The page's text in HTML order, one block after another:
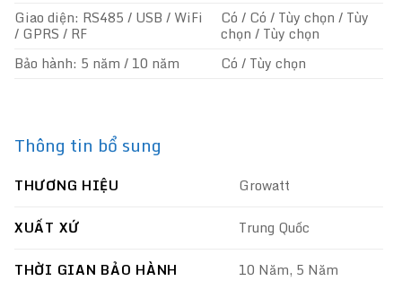
Giao diện: RS485 / USB / WiFi
/ GPRS / RF
Có / Có / Tùy chọn / Tùy
chọn / Tùy chọn
Bảo hành: 5 năm / 10 năm
Có / Tùy chọn
Thông tin bổ sung
THƯƠNG HIỆU Growatt
XUẤT XỨ Trung Quốc
THỜI GIAN BẢO HÀNH 10 Năm, 5 Năm